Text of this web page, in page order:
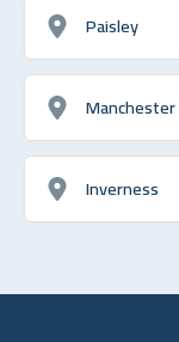
Paisley
Manchester
Inverness